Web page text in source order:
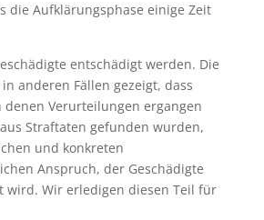
die Aufklärungsphase einige Zeit
entschädigt werden. Die
anderen Fällen gezeigt, dass
denen Verurteilungen ergangen
Straftaten gefunden wurden,
und konkreten
Anspruch, der Geschädigte
wird. Wir erledigen diesen Teil für